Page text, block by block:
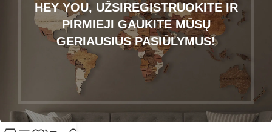
HEY YOU, UŽSIREGISTRUOKITE IR
PIRMIEJI GAUKITE MŪSŲ
GERIAUSIUS PASIŪLYMUS!